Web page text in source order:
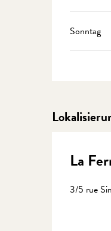
Sonntag
La
3/5 rue